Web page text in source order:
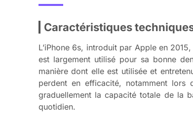
Caractéristiques
L’iPhone 6s, introduit par Apple en
est largement utilisé pour sa bonne
manière dont elle est utilisée et
perdent en efficacité, notamment
graduellement la capacité totale de la
quotidien.